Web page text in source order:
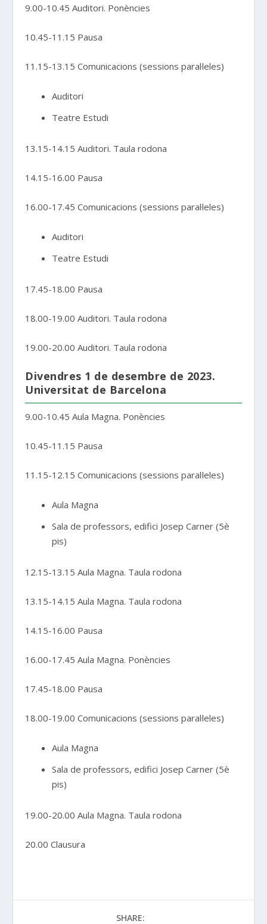
9.00-10.45 Auditori. Ponències
10.45-11.15 Pausa
11.15-13.15 Comunicacions (sessions paral·leles)
Auditori
Teatre Estudi
13.15-14.15 Auditori. Taula rodona
14.15-16.00 Pausa
16.00-17.45 Comunicacions (sessions paral·leles)
Auditori
Teatre Estudi
17.45-18.00 Pausa
18.00-19.00 Auditori. Taula rodona
19.00-20.00 Auditori. Taula rodona
Divendres 1 de desembre de 2023.
Universitat de Barcelona
9.00-10.45 Aula Magna. Ponències
10.45-11.15 Pausa
11.15-12.15 Comunicacions (sessions paral·leles)
Aula Magna
Sala de professors, edifici Josep Carner (5è
pis)
12.15-13.15 Aula Magna. Taula rodona
13.15-14.15 Aula Magna. Taula rodona
14.15-16.00 Pausa
16.00-17.45 Aula Magna. Ponències
17.45-18.00 Pausa
18.00-19.00 Comunicacions (sessions paral·leles)
Aula Magna
Sala de professors, edifici Josep Carner (5è
pis)
19.00-20.00 Aula Magna. Taula rodona
20.00 Clausura
SHARE: